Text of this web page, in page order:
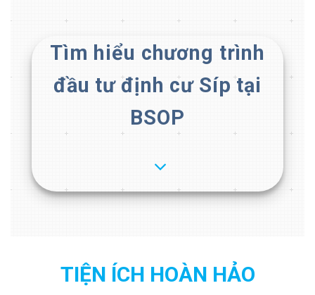
Tìm hiểu chương trình
đầu tư định cư Síp tại
BSOP
TIỆN ÍCH HOÀN HẢO